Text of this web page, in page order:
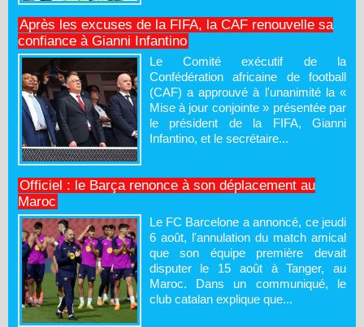
Après les excuses de la FIFA, la CAF renouvelle sa
confiance à Gianni Infantino
Le Comité exécutif de la
Confédération africaine de football
(CAF) a approuvé à l'unanimité la «
Mise à jour conjointe » présentée par
le président de la FIFA, Gianni
Infantino, et le secrétaire...
Officiel : le Barça renonce à son déplacement au
Maroc
Le FC Barcelone a annoncé, ce jeudi
6 août, l'annulation du match amical
que son équipe première devait
disputer le 15 août à Tanger, au
Maroc. Dans un communiqué, le
club catalan explique que...